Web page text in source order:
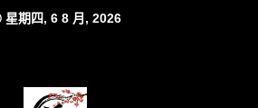
星期四, 6 8 月, 2026